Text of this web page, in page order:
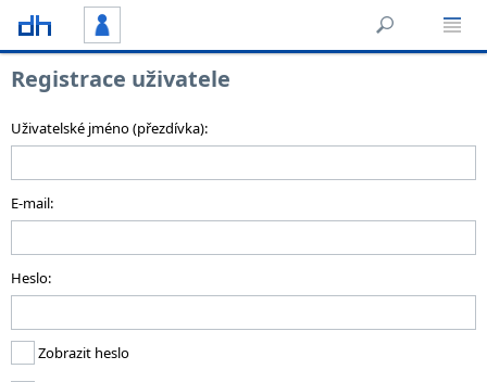
Registrace uživatele
Uživatelské jméno (přezdívka):
E-mail:
Heslo:
Zobrazit heslo